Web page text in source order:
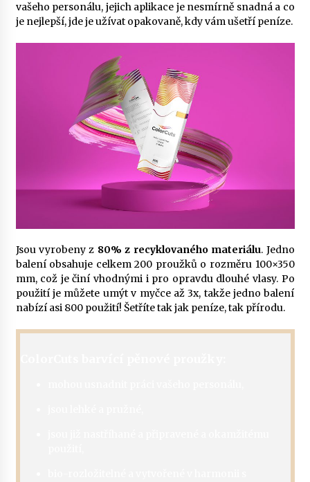
vašeho personálu, jejich aplikace je nesmírně snadná a co
je nejlepší, jde je užívat opakovaně, kdy vám ušetří peníze.
Jsou vyrobeny z 80% z recyklovaného materiálu. Jedno
balení obsahuje celkem 200 proužků o rozměru 100×350
mm, což je činí vhodnými i pro opravdu dlouhé vlasy. Po
použití je můžete umýt v myčce až 3x, takže jedno balení
nabízí asi 800 použití! Šetříte tak jak peníze, tak přírodu.